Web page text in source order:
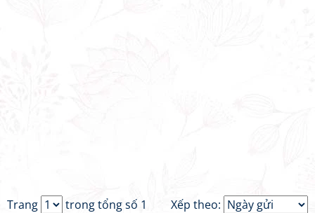
Xếp theo:
Trang
trong tổng số 1